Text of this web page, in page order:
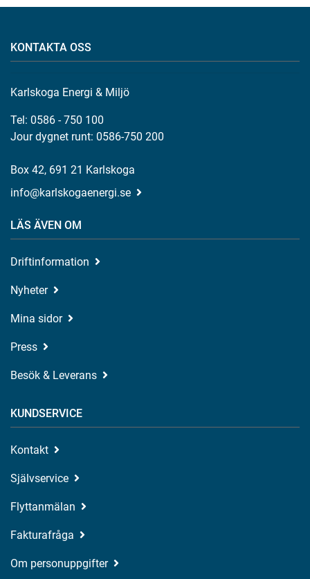
KONTAKTA OSS
Karlskoga Energi & Miljö
Tel: 0586 - 750 100
Jour dygnet runt: 0586-750 200
Box 42, 691 21 Karlskoga
info@karlskogaenergi.se
LÄS ÄVEN OM
Driftinformation
Nyheter
Mina sidor
Press
Besök & Leverans
KUNDSERVICE
Kontakt
Självservice
Flyttanmälan
Fakturafråga
Om personuppgifter